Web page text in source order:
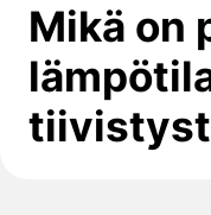
Mikä on